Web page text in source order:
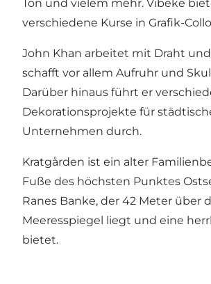
Ton und vielem mehr. Vibeke
verschiedene Kurse in Grafik-
John Khan arbeitet mit Draht
schafft vor allem Aufruhr und
Darüber hinaus führt er
Dekorationsprojekte für
Unternehmen durch.
Kratgården ist ein alter
Fuße des höchsten Punktes
Ranes Banke, der 42 Meter über
Meeresspiegel liegt und eine
bietet.